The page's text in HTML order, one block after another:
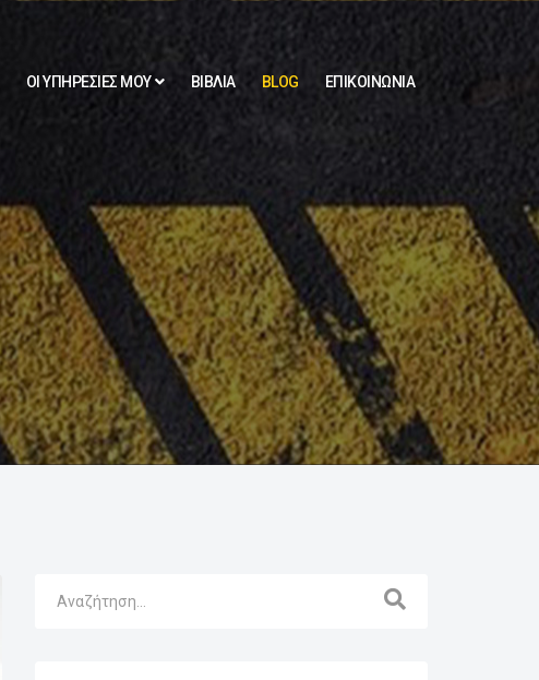
ΟΙ ΥΠΗΡΕΣΙΕΣ ΜΟΥ ΒΙΒΛΙΑ BLOG ΕΠΙΚΟΙΝΩΝΙΑ